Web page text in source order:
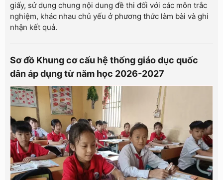
giấy, sử dụng chung nội dung đề thi đối với các môn trắc
nghiệm, khác nhau chủ yếu ở phương thức làm bài và ghi
nhận kết quả.
Sơ đồ Khung cơ cấu hệ thống giáo dục quốc
dân áp dụng từ năm học 2026-2027